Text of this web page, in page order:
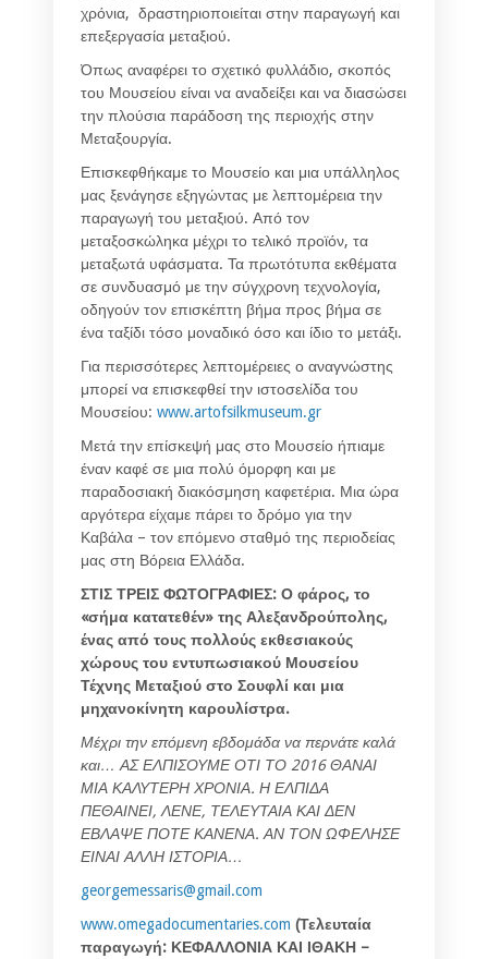
χρόνια, δραστηριοποιείται στην παραγωγή και
επεξεργασία μεταξιού.
Όπως αναφέρει το σχετικό φυλλάδιο, σκοπός
του Μουσείου είναι να αναδείξει και να διασώσει
την πλούσια παράδοση της περιοχής στην
Μεταξουργία.
Επισκεφθήκαμε το Μουσείο και μια υπάλληλος
μας ξενάγησε εξηγώντας με λεπτομέρεια την
παραγωγή του μεταξιού. Από τον
μεταξοσκώληκα μέχρι το τελικό προϊόν, τα
μεταξωτά υφάσματα. Τα πρωτότυπα εκθέματα
σε συνδυασμό με την σύγχρονη τεχνολογία,
οδηγούν τον επισκέπτη βήμα προς βήμα σε
ένα ταξίδι τόσο μοναδικό όσο και ίδιο το μετάξι.
Για περισσότερες λεπτομέρειες ο αναγνώστης
μπορεί να επισκεφθεί την ιστοσελίδα του
Μουσείου: www.artofsilkmuseum.gr
Μετά την επίσκεψή μας στο Μουσείο ήπιαμε
έναν καφέ σε μια πολύ όμορφη και με
παραδοσιακή διακόσμηση καφετέρια. Μια ώρα
αργότερα είχαμε πάρει το δρόμο για την
Καβάλα – τον επόμενο σταθμό της περιοδείας
μας στη Βόρεια Ελλάδα.
ΣΤΙΣ ΤΡΕΙΣ ΦΩΤΟΓΡΑΦΙΕΣ: Ο φάρος, το
«σήμα κατατεθέν» της Αλεξανδρούπολης,
ένας από τους πολλούς εκθεσιακούς
χώρους του εντυπωσιακού Μουσείου
Τέχνης Μεταξιού στο Σουφλί και μια
μηχανοκίνητη καρουλίστρα.
Μέχρι την επόμενη εβδομάδα να περνάτε καλά
και… ΑΣ ΕΛΠΙΣΟΥΜΕ ΟΤΙ ΤΟ 2016 ΘΑΝΑΙ
ΜΙΑ ΚΑΛΥΤΕΡΗ ΧΡΟΝΙΑ. Η ΕΛΠΙΔΑ
ΠΕΘΑΙΝΕΙ, ΛΕΝΕ, ΤΕΛΕΥΤΑΙΑ ΚΑΙ ΔΕΝ
ΕΒΛΑΨΕ ΠΟΤΕ ΚΑΝΕΝΑ. ΑΝ ΤΟΝ ΩΦΕΛΗΣΕ
ΕΙΝΑΙ ΑΛΛΗ ΙΣΤΟΡΙΑ…
georgemessaris@gmail.com
www.omegadocumentaries.com (Τελευταία
παραγωγή: ΚΕΦΑΛΛΟΝΙΑ ΚΑΙ ΙΘΑΚΗ –